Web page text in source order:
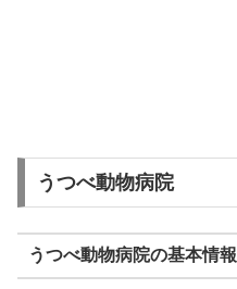
うつべ動物病院
うつべ動物病院の基本情報